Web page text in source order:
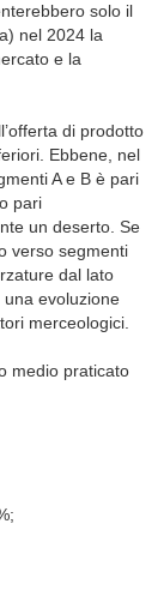
solo il
nel 2024 la
e la
di prodotto
Ebbene, nel
A e B è pari
pari
un deserto. Se
verso segmenti
dal lato
una evoluzione
merceologici.
medio praticato